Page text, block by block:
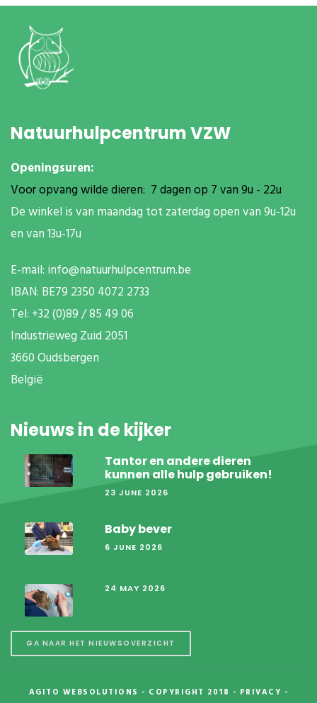
Natuurhulpcentrum VZW
Openingsuren:
Voor opvang wilde dieren: 7 dagen op 7 van 9u - 22u
De winkel is van maandag tot zaterdag open van 9u-12u
en van 13u-17u
E-mail: info@natuurhulpcentrum.be
IBAN: BE79 2350 4072 2733
Tel: +32 (0)89 / 85 49 06
Industrieweg Zuid 2051
3660 Oudsbergen
België
Nieuws in de kijker
Tantor en andere dieren
kunnen alle hulp gebruiken!
23 JUNE 2026
Baby bever
6 JUNE 2026
24 MAY 2026
GA NAAR HET NIEUWSOVERZICHT
AGITO WEBSOLUTIONS - COPYRIGHT 2018 - PRIVACY -